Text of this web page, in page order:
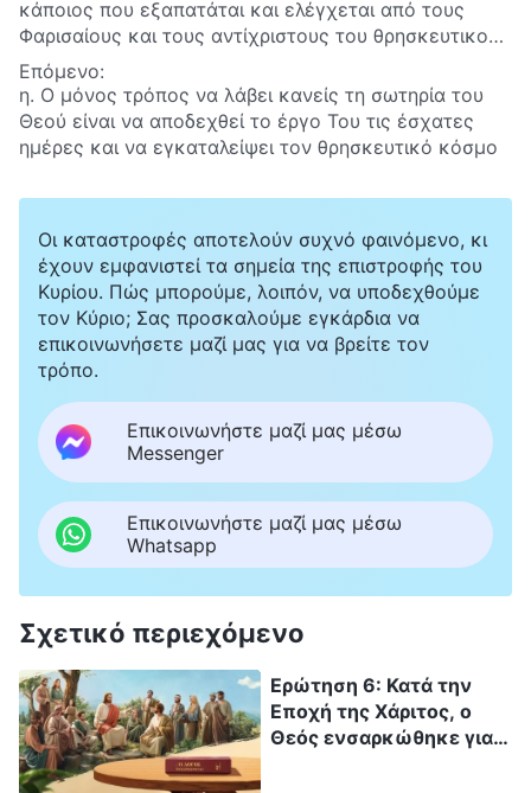
κάποιος που εξαπατάται και ελέγχεται από τους
Φαρισαίους και τους αντίχριστους του θρησκευτικού
κόσμου
Επόμενο:
η. Ο μόνος τρόπος να λάβει κανείς τη σωτηρία του
Θεού είναι να αποδεχθεί το έργο Του τις έσχατες
ημέρες και να εγκαταλείψει τον θρησκευτικό κόσμο
Οι καταστροφές αποτελούν συχνό φαινόμενο, κι
έχουν εμφανιστεί τα σημεία της επιστροφής του
Κυρίου. Πώς μπορούμε, λοιπόν, να υποδεχθούμε
τον Κύριο; Σας προσκαλούμε εγκάρδια να
επικοινωνήσετε μαζί μας για να βρείτε τον
τρόπο.
Επικοινωνήστε μαζί μας μέσω
Messenger
Επικοινωνήστε μαζί μας μέσω
Whatsapp
Σχετικό περιεχόμενο
Ερώτηση 6: Κατά την
Εποχή της Χάριτος, ο
Θεός ενσαρκώθηκε για